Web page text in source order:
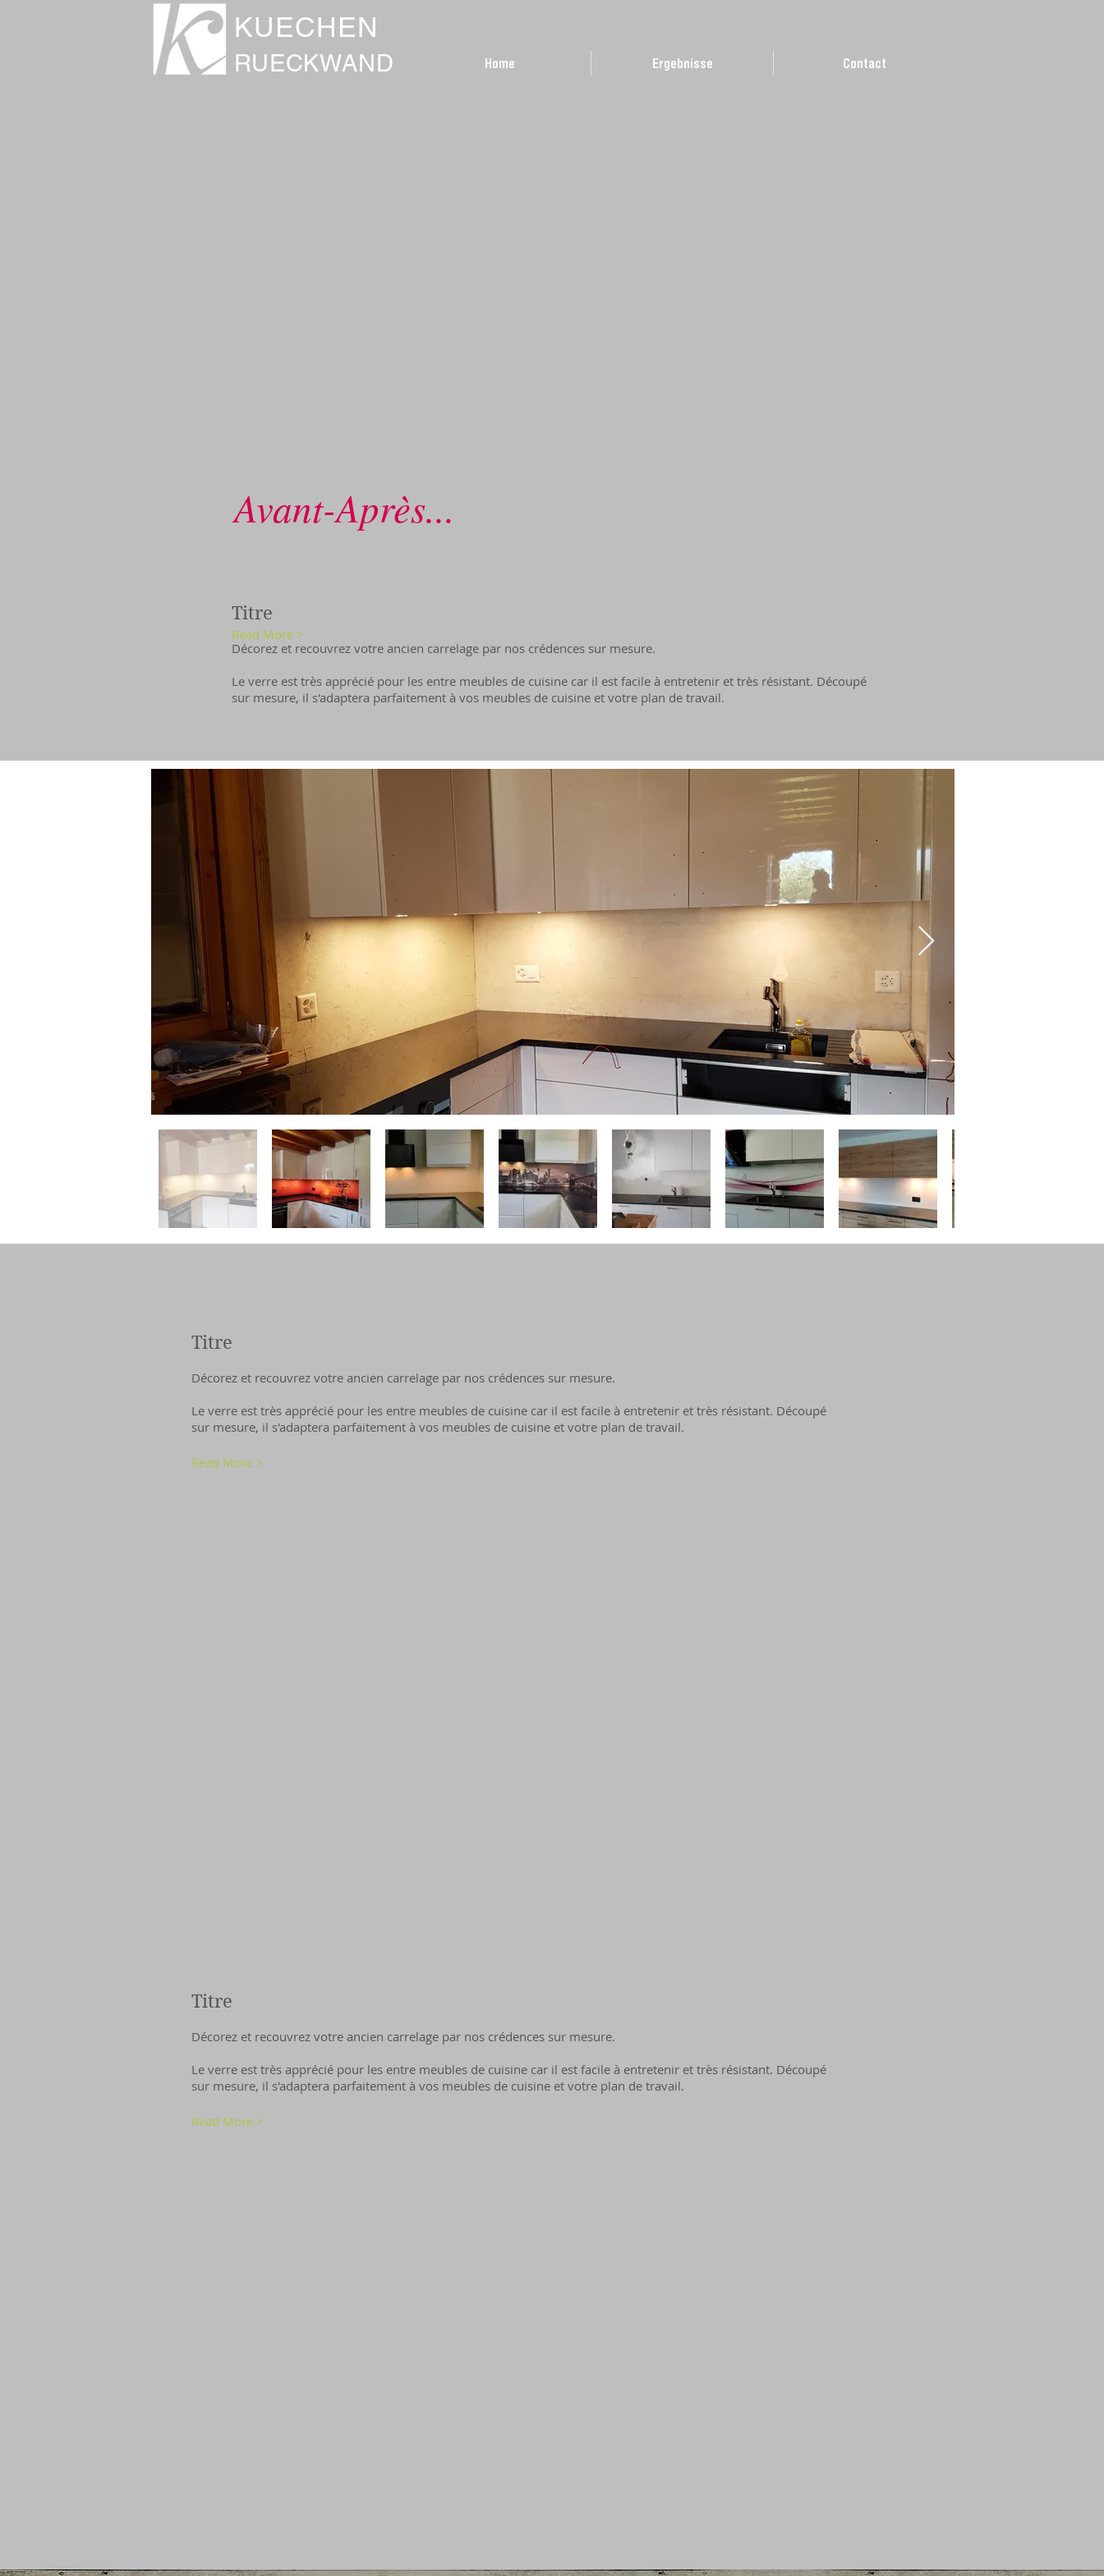
Home Ergebnisse Contact
KUECHEN
RUECKWAND
Avant-Après...
Titre
Décorez et recouvrez votre ancien carrelage par nos crédences sur mesure.
Le verre est très apprécié pour les entre meubles de cuisine car il est facile à entretenir et très résistant. Découpé
sur mesure, il s'adaptera parfaitement à vos meubles de cuisine et votre plan de travail.
Read More >
Titre
Décorez et recouvrez votre ancien carrelage par nos crédences sur mesure.
Le verre est très apprécié pour les entre meubles de cuisine car il est facile à entretenir et très résistant. Découpé
sur mesure, il s'adaptera parfaitement à vos meubles de cuisine et votre plan de travail.
Read More >
Titre
Décorez et recouvrez votre ancien carrelage par nos crédences sur mesure.
Le verre est très apprécié pour les entre meubles de cuisine car il est facile à entretenir et très résistant. Découpé
sur mesure, il s'adaptera parfaitement à vos meubles de cuisine et votre plan de travail.
Read More >